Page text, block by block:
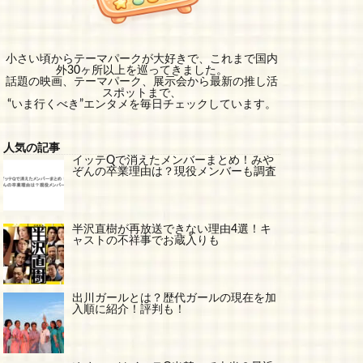
小さい頃からテーマパークが大好きで、これまで国内
外30ヶ所以上を巡ってきました。
話題の映画、テーマパーク、展示会から最新の推し活
スポットまで、
“いま行くべき”エンタメを毎日チェックしています。
人気の記事
イッテQで消えたメンバーまとめ！みや
ぞんの卒業理由は？現役メンバーも調査
半沢直樹が再放送できない理由4選！キ
ャストの不祥事でお蔵入りも
出川ガールとは？歴代ガールの現在を加
入順に紹介！評判も！